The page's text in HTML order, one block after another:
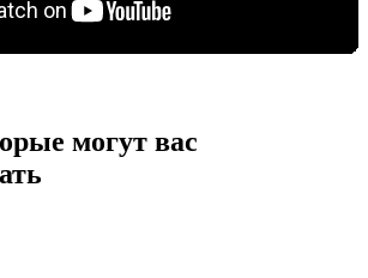
могут вас